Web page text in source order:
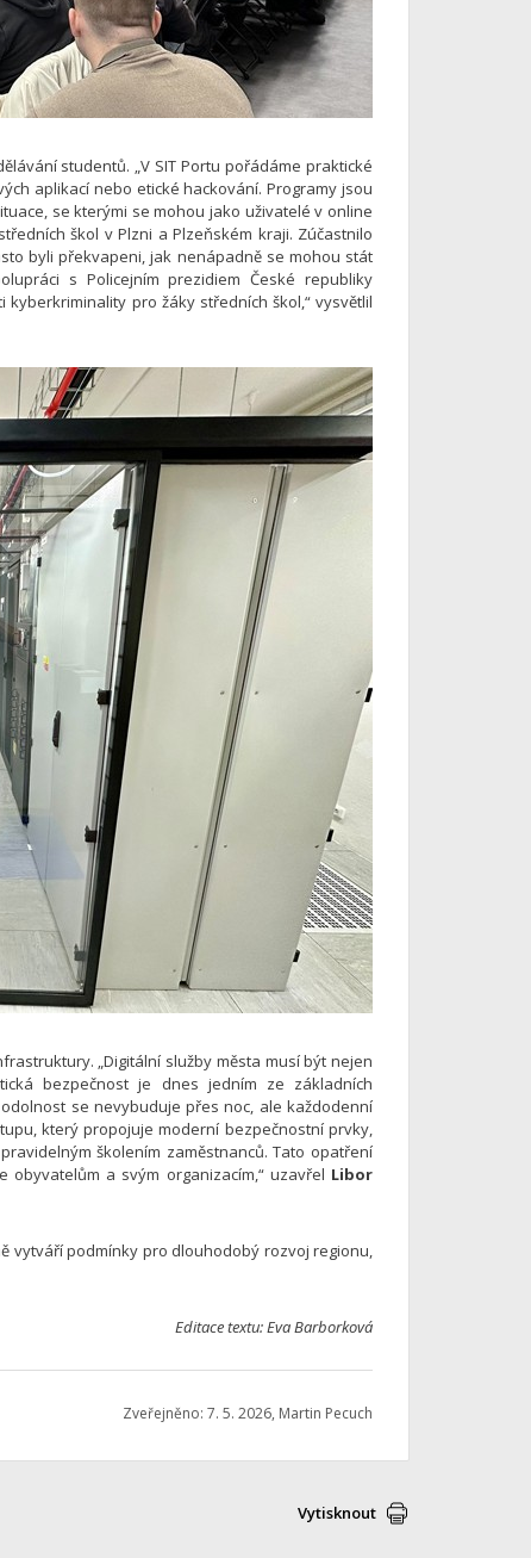
studentů. „V SIT Portu pořádáme praktické
aplikací nebo etické hackování. Programy jsou
se kterými se mohou jako uživatelé v online
škol v Plzni a Plzeňském kraji. Zúčastnilo
byli překvapeni, jak nenápadně se mohou stát
s Policejním prezidiem České republiky
pro žáky středních škol,“ vysvětlil
„Digitální služby města musí být nejen
bezpečnost je dnes jedním ze základních
se nevybuduje přes noc, ale každodenní
který propojuje moderní bezpečnostní prvky,
školením zaměstnanců. Tato opatření
a svým organizacím,“ uzavřel Libor
vytváří podmínky pro dlouhodobý rozvoj regionu,
Editace textu: Eva Barborková
Zveřejněno: 7. 5. 2026, Martin Pecuch
Vytisknout